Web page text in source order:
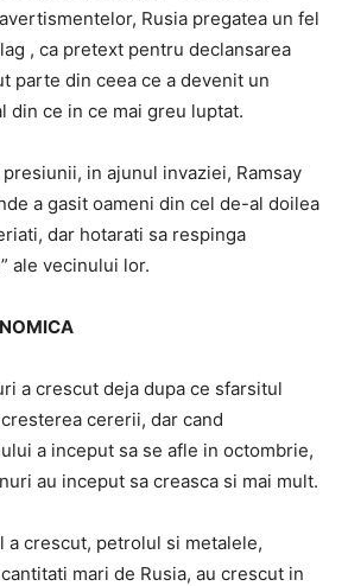
Rusia pregatea un fel
, ca pretext pentru declansarea
parte din ceea ce a devenit un
din ce in ce mai greu luptat.
in ajunul invaziei, Ramsay
a gasit oameni din cel de-al doilea
dar hotarati sa respinga
ale vecinului lor.
a crescut deja dupa ce sfarsitul
cererii, dar cand
a inceput sa se afle in octombrie,
au inceput sa creasca si mai mult.
a crescut, petrolul si metalele,
mari de Rusia, au crescut in